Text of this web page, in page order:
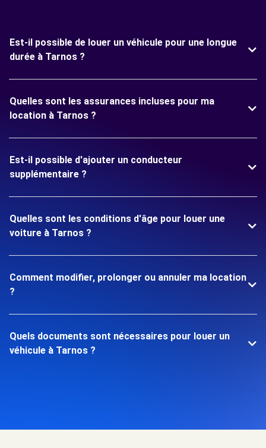
Est-il possible de louer un véhicule pour une longue
durée à Tarnos ?
Quelles sont les assurances incluses pour ma
location à Tarnos ?
Est-il possible d'ajouter un conducteur
supplémentaire ?
Quelles sont les conditions d'âge pour louer une
voiture à Tarnos ?
Comment modifier, prolonger ou annuler ma location
?
Quels documents sont nécessaires pour louer un
véhicule à Tarnos ?